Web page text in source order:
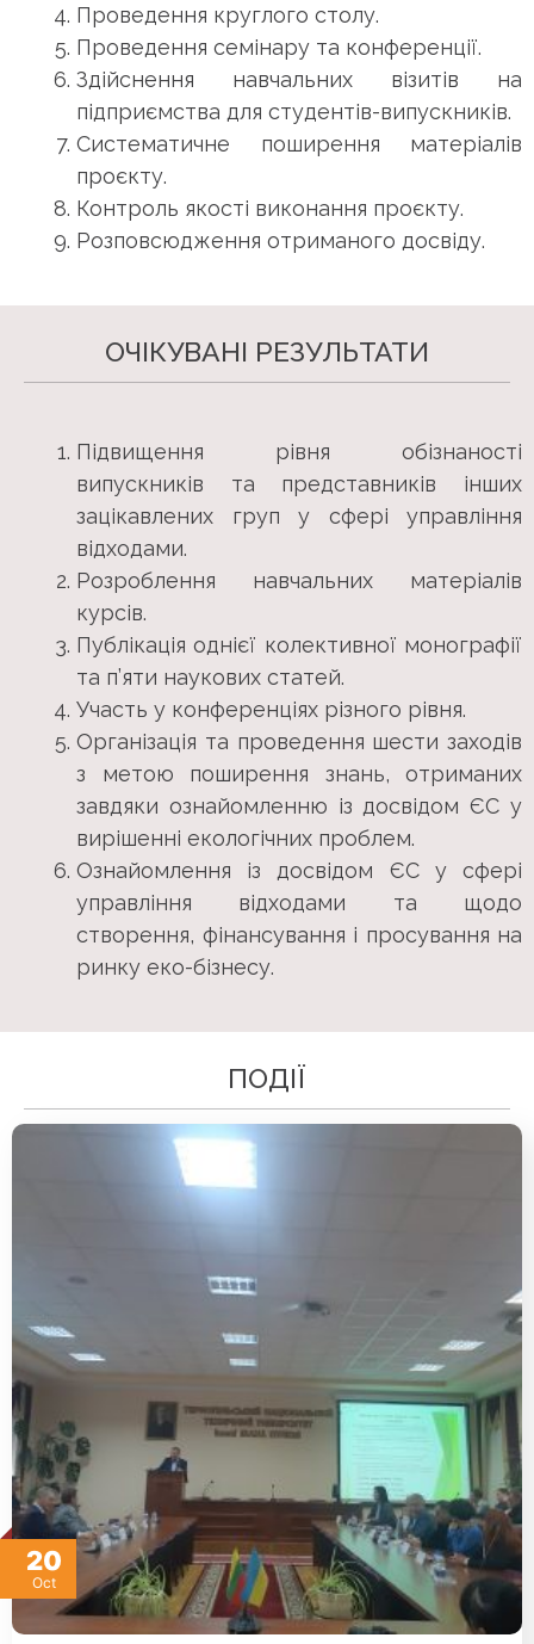
Проведення круглого столу.
Проведення семінару та конференції.
Здійснення навчальних візитів на
підприємства для студентів-випускників.
Систематичне поширення матеріалів
проєкту.
Контроль якості виконання проєкту.
Розповсюдження отриманого досвіду.
ОЧІКУВАНІ РЕЗУЛЬТАТИ
Підвищення рівня обізнаності
випускників та представників інших
зацікавлених груп у сфері управління
відходами.
Розроблення навчальних матеріалів
курсів.
Публікація однієї колективної монографії
та п’яти наукових статей.
Участь у конференціях різного рівня.
Організація та проведення шести заходів
з метою поширення знань, отриманих
завдяки ознайомленню із досвідом ЄС у
вирішенні екологічних проблем.
Ознайомлення із досвідом ЄС у сфері
управління відходами та щодо
створення, фінансування і просування на
ринку еко-бізнесу.
ПОДІЇ
20
Oct